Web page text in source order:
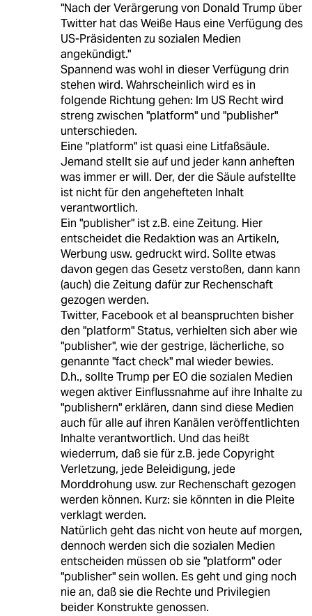
"Nach der Verärgerung von Donald Trump über
Twitter hat das Weiße Haus eine Verfügung des
US-Präsidenten zu sozialen Medien
angekündigt."
Spannend was wohl in dieser Verfügung drin
stehen wird. Wahrscheinlich wird es in
folgende Richtung gehen: Im US Recht wird
streng zwischen "platform" und "publisher"
unterschieden.
Eine "platform" ist quasi eine Litfaßsäule.
Jemand stellt sie auf und jeder kann anheften
was immer er will. Der, der die Säule aufstellte
ist nicht für den angehefteten Inhalt
verantwortlich.
Ein "publisher" ist z.B. eine Zeitung. Hier
entscheidet die Redaktion was an Artikeln,
Werbung usw. gedruckt wird. Sollte etwas
davon gegen das Gesetz verstoßen, dann kann
(auch) die Zeitung dafür zur Rechenschaft
gezogen werden.
Twitter, Facebook et al beanspruchten bisher
den "platform" Status, verhielten sich aber wie
"publisher", wie der gestrige, lächerliche, so
genannte "fact check" mal wieder bewies.
D.h., sollte Trump per EO die sozialen Medien
wegen aktiver Einflussnahme auf ihre Inhalte zu
"publishern" erklären, dann sind diese Medien
auch für alle auf ihren Kanälen veröffentlichten
Inhalte verantwortlich. Und das heißt
wiederrum, daß sie für z.B. jede Copyright
Verletzung, jede Beleidigung, jede
Morddrohung usw. zur Rechenschaft gezogen
werden können. Kurz: sie könnten in die Pleite
verklagt werden.
Natürlich geht das nicht von heute auf morgen,
dennoch werden sich die sozialen Medien
entscheiden müssen ob sie "platform" oder
"publisher" sein wollen. Es geht und ging noch
nie an, daß sie die Rechte und Privilegien
beider Konstrukte genossen.